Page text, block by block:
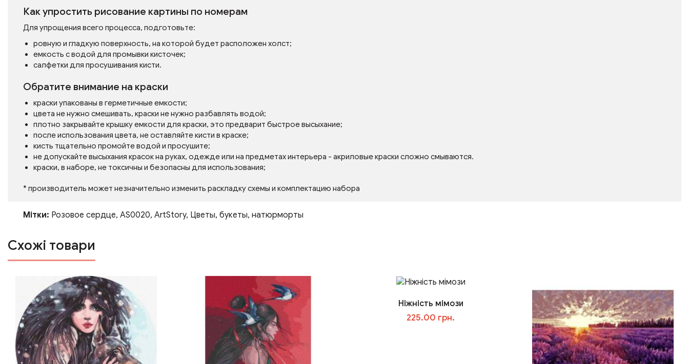
Как упростить рисование картины по номерам
Для упрощения всего процесса, подготовьте:
ровную и гладкую поверхность, на которой будет расположен холст;
емкость с водой для промывки кисточек;
салфетки для просушивания кисти.
Обратите внимание на краски
краски упакованы в герметичные емкости;
цвета не нужно смешивать, краски не нужно разбавлять водой;
плотно закрывайте крышку емкости для краски, это предварит быстрое высыхание;
после использования цвета, не оставляйте кисти в краске;
кисть тщательно промойте водой и просушите;
не допускайте высыхания красок на руках, одежде или на предметах интерьера - акриловые краски сложно смываются.
краски, в наборе, не токсичны и безопасны для использования;
* производитель может незначительно изменить раскладку схемы и комплектацию набора
Мітки: Розовое сердце, AS0020, ArtStory, Цветы, букеты, натюрморты
Схожі товари
Ніжність мімози
225.00 грн.